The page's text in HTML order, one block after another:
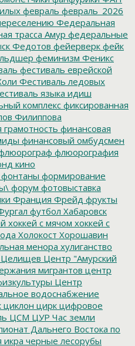
февраль февраль_2026
Федеральная
трасса Амур федеральные
Федотов фейерверк фейк
феминизм Феникс
фестиваль еврейской
Фестиваль ледовых
языка идиш
комплекс фиксированная
Филиппова
грамотность финансовая
финансовый омбудсмен
флюорография
кино
фонтаны формирование
форум фотовыставка
Франция Фрейд фрукты
футбол Хабаровск
хоккей с мячом хоккей с
Холокост Хорошавин
менора хулиганство
Целищев Центр "Амурский
мигрантов центр
Центр
водоснабжение
циклон цирк цифровое
ЦСМ ЦУР Час земли
Дальнего Востока по
икра черные лесорубы